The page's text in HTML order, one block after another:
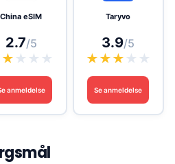
China eSIM
2.7/5
★ ★ ★ ★
anmeldelse
Taryvo
3.9/5
★★★ ★ ★
Se anmeldelse